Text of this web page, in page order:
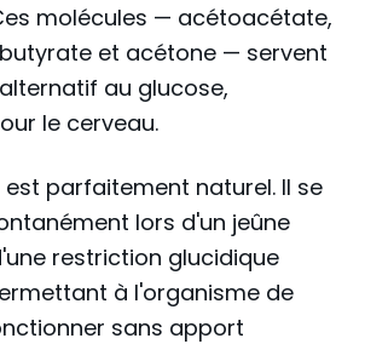
molécules — acétoacétate,
et acétone — servent
au glucose,
le cerveau.
parfaitement naturel. Il se
lors d'un jeûne
restriction glucidique
à l'organisme de
sans apport